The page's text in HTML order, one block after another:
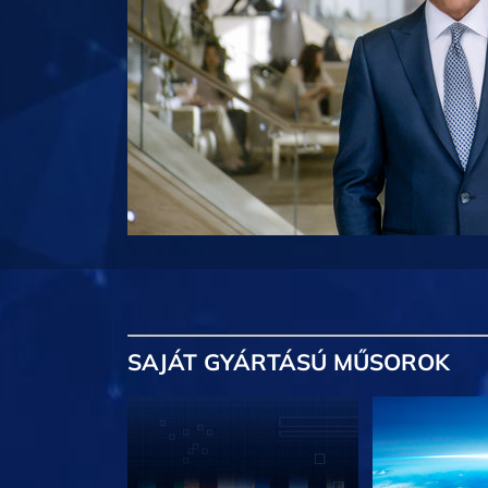
SAJÁT GYÁRTÁSÚ MŰSOROK